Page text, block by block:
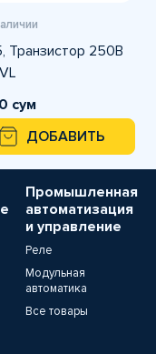
Транзистор 250В
сум
ДОБАВИТЬ
Промышленная
автоматизация
и управление
Реле
Модульная
автоматика
Все товары